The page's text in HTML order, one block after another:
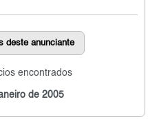
deste anunciante
encontrados
de 2005